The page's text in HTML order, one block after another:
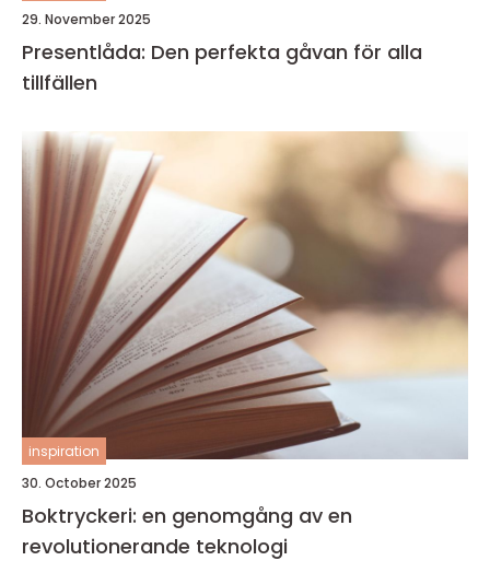
29. November 2025
Presentlåda: Den perfekta gåvan för alla
tillfällen
inspiration
30. October 2025
Boktryckeri: en genomgång av en
revolutionerande teknologi